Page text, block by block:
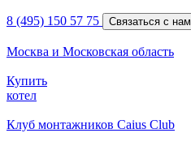
8 (495) 150 57 75 Связаться с
Москва и Московская область
Купить
котел
Клуб монтажников Caius Club